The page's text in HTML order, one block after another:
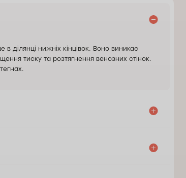
ділянці нижніх кінцівок. Воно виникає
тиску та розтягнення венозних стінок.